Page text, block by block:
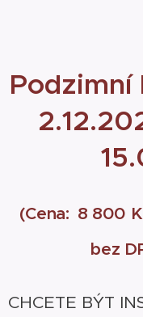
Podzimní
(Cena: 8 800
bez
CHCETE BÝT